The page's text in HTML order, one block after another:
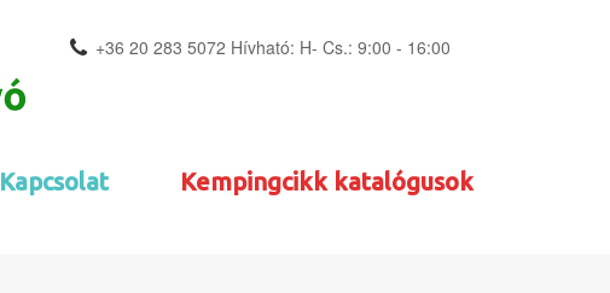
+36 20 283 5072 Hívható: H- Cs.: 9:00 - 16:00
Kapcsolat Kempingcikk katalógusok